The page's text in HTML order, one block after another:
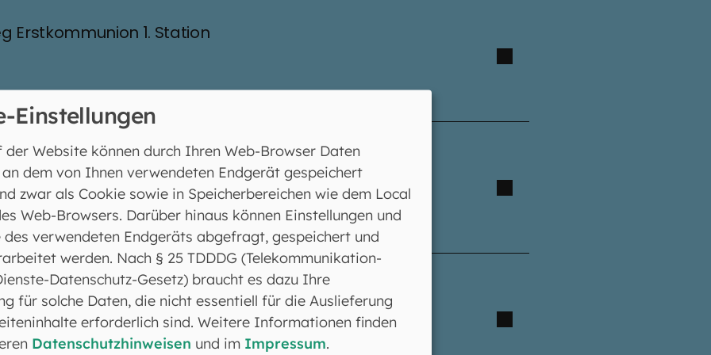
Erstkommunion 1. Station
Erstkommunion 2. Station
Erstkommunion 3. Station
Einstellungen
Website können durch Ihren Web-Browser Daten
dem von Ihnen verwendeten Endgerät gespeichert
zwar als Cookie sowie in Speicherbereichen wie dem Local
Web-Browsers. Darüber hinaus können Einstellungen und
des verwendeten Endgeräts abgefragt, gespeichert und
werden. Nach § 25 TDDDG (Telekommunikation-
Datenschutz-Gesetz) braucht es dazu Ihre
für solche Daten, die nicht essentiell für die Auslieferung
erforderlich sind. Weitere Informationen finden
Datenschutzhinweisen und im Impressum.